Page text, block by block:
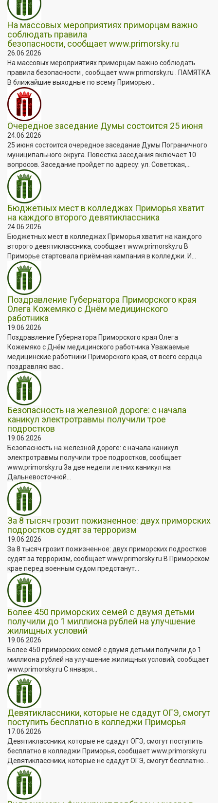
На массовых мероприятиях приморцам важно
соблюдать правила
безопасности, сообщает www.primorsky.ru
26.06.2026
На массовых мероприятиях приморцам важно соблюдать
правила безопасности , сообщает www.primorsky.ru . ПАМЯТКА
В ближайшие выходные по всему Приморью...
Очередное заседание Думы состоится 25 июня
24.06.2026
25 июня состоится очередное заседание Думы Пограничного
муниципального округа. Повестка заседания включает 10
вопросов. Заседание пройдет по адресу: ул. Советская,...
Бюджетных мест в колледжах Приморья хватит
на каждого второго девятиклассника
24.06.2026
Бюджетных мест в колледжах Приморья хватит на каждого
второго девятиклассника, сообщает www.primorsky.ru В
Приморье стартовала приёмная кампания в колледжи. И...
Поздравление Губернатора Приморского края
Олега Кожемяко с Днём медицинского
работника
19.06.2026
Поздравление Губернатора Приморского края Олега
Кожемяко с Днём медицинского работника Уважаемые
медицинские работники Приморского края, от всего сердца
поздравляю вас...
Безопасность на железной дороге: с начала
каникул электротравмы получили трое
подростков
19.06.2026
Безопасность на железной дороге: с начала каникул
электротравмы получили трое подростков, сообщает
www.primorsky.ru За две недели летних каникул на
Дальневосточной...
За 8 тысяч грозит пожизненное: двух приморских
подростков судят за терроризм
19.06.2026
За 8 тысяч грозит пожизненное: двух приморских подростков
судят за терроризм, сообщает www.primorsky.ru В Приморском
крае перед военным судом предстанут...
Более 450 приморских семей с двумя детьми
получили до 1 миллиона рублей на улучшение
жилищных условий
19.06.2026
Более 450 приморских семей с двумя детьми получили до 1
миллиона рублей на улучшение жилищных условий, сообщает
www.primorsky.ru С января...
Девятиклассники, которые не сдадут ОГЭ, смогут
поступить бесплатно в колледжи Приморья
17.06.2026
Девятиклассники, которые не сдадут ОГЭ, смогут поступить
бесплатно в колледжи Приморья, сообщает www.primorsky.ru
Девятиклассники, которые не сдадут ОГЭ, смогут бесплатно...